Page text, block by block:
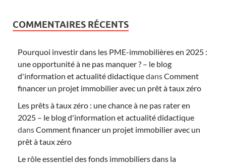
COMMENTAIRES RÉCENTS
Pourquoi investir dans les PME-immobilières en 2025 :
une opportunité à ne pas manquer ? – le blog
d'information et actualité didactiquedansComment
financer un projet immobilier avec un prêt à taux zéro
Les prêts à taux zéro : une chance à ne pas rater en
2025 – le blog d'information et actualité didactique
dansComment financer un projet immobilier avec un
prêt à taux zéro
Le rôle essentiel des fonds immobiliers dans la